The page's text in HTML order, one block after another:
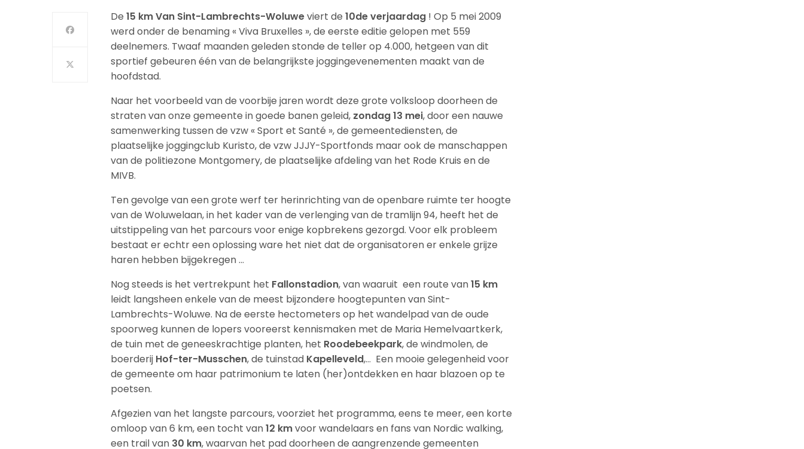
De15 km Van Sint-Lambrechts-Woluweviert de10de verjaardag ! Op 5 mei 2009
werd onder de benaming « Viva Bruxelles », de eerste editie gelopen met 559
deelnemers. Twaaf maanden geleden stonde de teller op 4.000, hetgeen van dit
sportief gebeuren één van de belangrijkste joggingevenementen maakt van de
hoofdstad.
Naar het voorbeeld van de voorbije jaren wordt deze grote volksloop doorheen de
straten van onze gemeente in goede banen geleid, zondag 13 mei, door een nauwe
samenwerking tussen de vzw « Sport et Santé », de gemeentediensten, de
plaatselijke joggingclub Kuristo, de vzw JJJY-Sportfonds maar ook de manschappen
van de politiezone Montgomery, de plaatselijke afdeling van het Rode Kruis en de
MIVB.
Ten gevolge van een grote werf ter herinrichting van de openbare ruimte ter hoogte
van de Woluwelaan, in het kader van de verlenging van de tramlijn 94, heeft het de
uitstippeling van het parcours voor enige kopbrekens gezorgd. Voor elk probleem
bestaat er echtr een oplossing ware het niet dat de organisatoren er enkele grijze
haren hebben bijgekregen …
Nog steeds is het vertrekpunt het Fallonstadion, van waaruit een route van15 km
leidt langsheen enkele van de meest bijzondere hoogtepunten van Sint-
Lambrechts-Woluwe. Na de eerste hectometers op het wandelpad van de oude
spoorweg kunnen de lopers vooreerst kennismaken met de Maria Hemelvaartkerk,
de tuin met de geneeskrachtige planten, het Roodebeekpark, de windmolen, de
boerderij Hof-ter-Musschen, de tuinstad Kapelleveld,… Een mooie gelegenheid voor
de gemeente om haar patrimonium te laten (her)ontdekken en haar blazoen op te
poetsen.
Afgezien van het langste parcours, voorziet het programma, eens te meer, een korte
omloop van 6 km, een tocht van12 kmvoor wandelaars en fans van Nordic walking,
een trail van 30 km, waarvan het pad doorheen de aangrenzende gemeenten